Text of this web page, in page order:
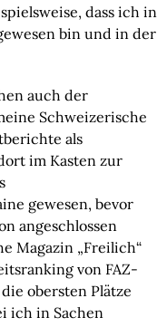
dass ich in
bin und in der
auch der
Schweizerische
als
im Kasten zur
gewesen, bevor
angeschlossen
Magazin „Freilich“
von FAZ-
obersten Plätze
ich in Sachen